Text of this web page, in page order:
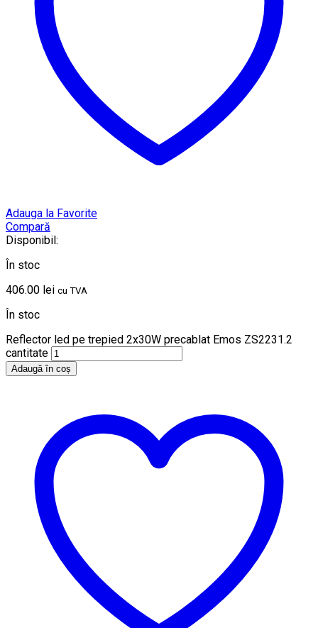
Adauga la Favorite
Compară
Disponibil:
În stoc
406.00 lei cu TVA
În stoc
Reflector led pe trepied 2x30W precablat Emos ZS2231.2
cantitate
Adaugă în coș